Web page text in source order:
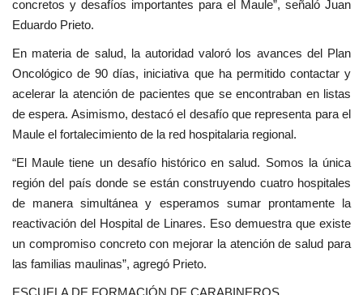
concretos y desafíos importantes para el Maule”, señaló Juan
Eduardo Prieto.
En materia de salud, la autoridad valoró los avances del Plan
Oncológico de 90 días, iniciativa que ha permitido contactar y
acelerar la atención de pacientes que se encontraban en listas
de espera. Asimismo, destacó el desafío que representa para el
Maule el fortalecimiento de la red hospitalaria regional.
“El Maule tiene un desafío histórico en salud. Somos la única
región del país donde se están construyendo cuatro hospitales
de manera simultánea y esperamos sumar prontamente la
reactivación del Hospital de Linares. Eso demuestra que existe
un compromiso concreto con mejorar la atención de salud para
las familias maulinas”, agregó Prieto.